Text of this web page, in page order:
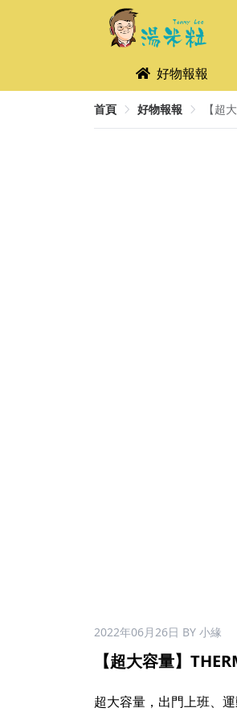
好物報報
首頁 好物報報 【超
2022年06月26日 BY 小緣
【超大容量】
超大容量，出門上班、